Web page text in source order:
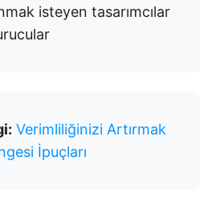
isteyen tasarımcılar
Verimliliğinizi Artırmak
İpuçları